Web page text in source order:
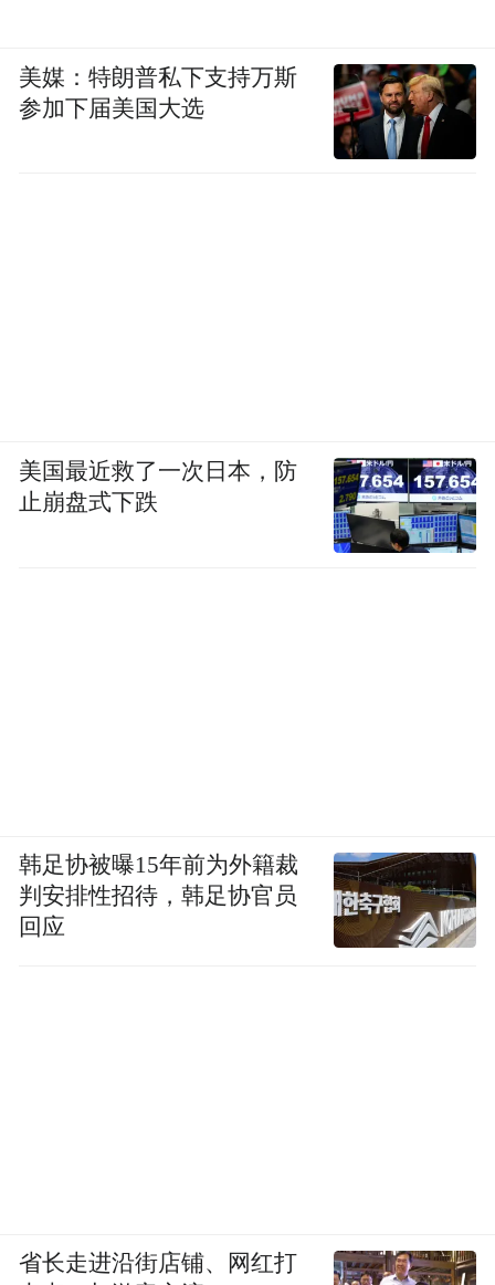
美媒：特朗普私下支持万斯
参加下届美国大选
美国最近救了一次日本，防
止崩盘式下跌
韩足协被曝15年前为外籍裁
判安排性招待，韩足协官员
回应
省长走进沿街店铺、网红打